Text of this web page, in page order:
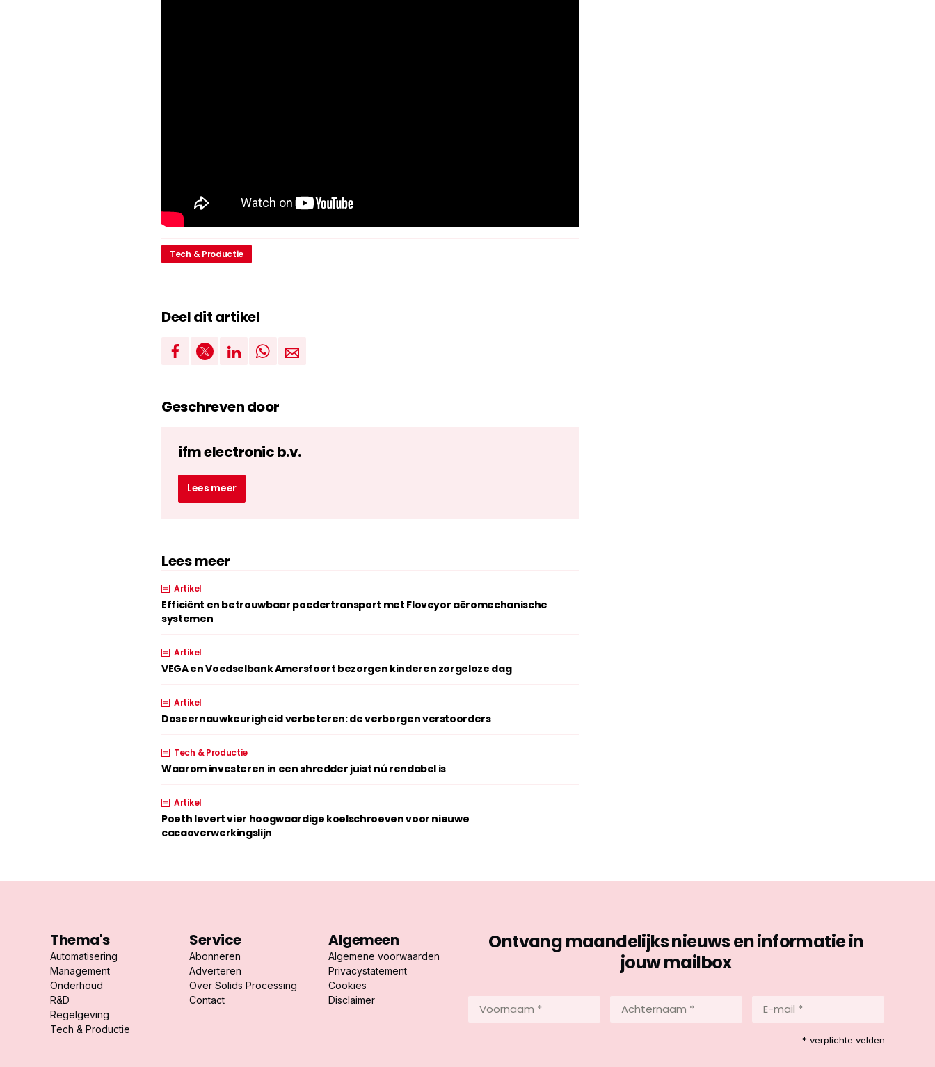
Tech & Productie
Deel dit artikel
Geschreven door
ifm electronic b.v.
Lees meer
Lees meer
Artikel
Efficiënt en betrouwbaar poedertransport met Floveyor aëromechanische
systemen
Artikel
VEGA en Voedselbank Amersfoort bezorgen kinderen zorgeloze dag
Artikel
Doseernauwkeurigheid verbeteren: de verborgen verstoorders
Tech & Productie
Waarom investeren in een shredder juist nú rendabel is
Artikel
Poeth levert vier hoogwaardige koelschroeven voor nieuwe
cacaoverwerkingslijn
Thema's
Automatisering
Management
Onderhoud
R&D
Regelgeving
Tech & Productie
Service
Abonneren
Adverteren
Over Solids Processing
Contact
Algemeen
Algemene voorwaarden
Privacystatement
Cookies
Disclaimer
Ontvang maandelijks nieuws en informatie in
jouw mailbox
Achternaam
mail
* verplichte velden